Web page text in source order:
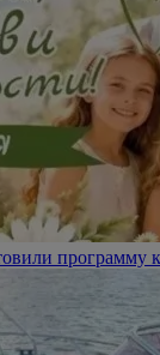
программу